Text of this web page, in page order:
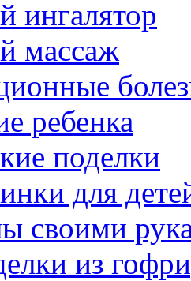
ингалятор
массаж
ребенка
поделки
для
своими
из